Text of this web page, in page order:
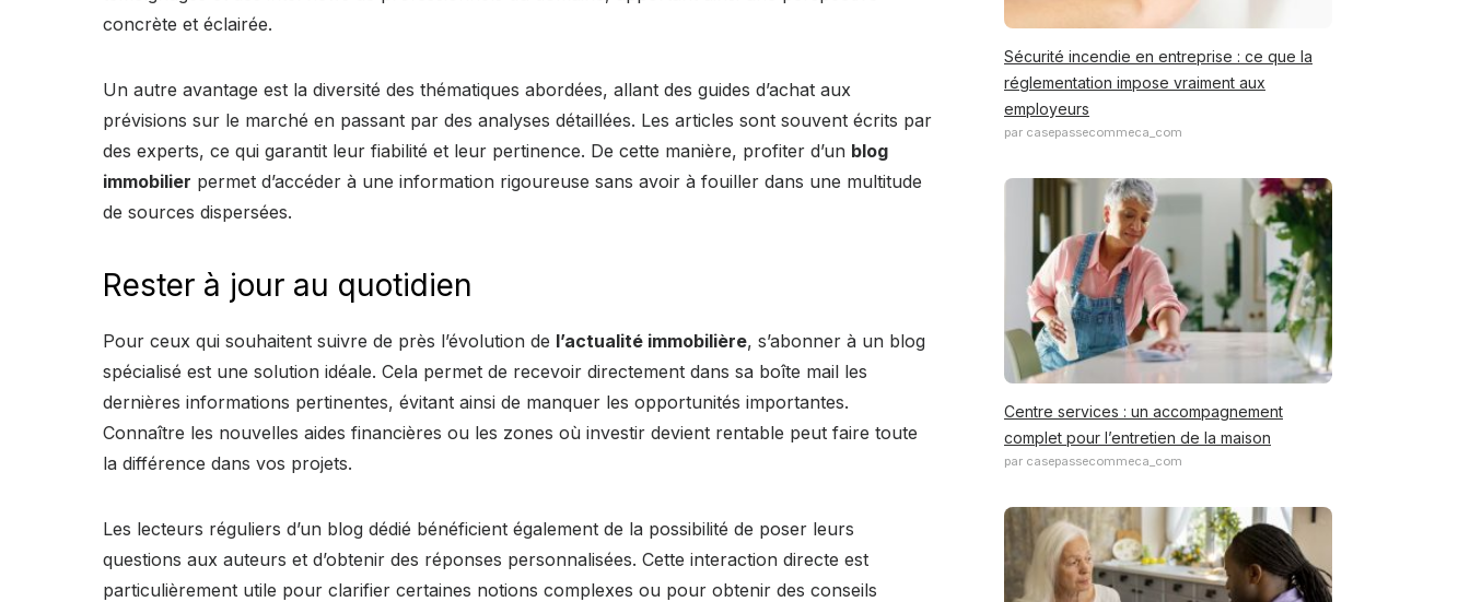
concrète et éclairée.
Un autre avantage est la diversité des thématiques abordées, allant des guides d’achat aux
prévisions sur le marché en passant par des analyses détaillées. Les articles sont souvent écrits par
des experts, ce qui garantit leur fiabilité et leur pertinence. De cette manière, profiter d’un blog
immobilier permet d’accéder à une information rigoureuse sans avoir à fouiller dans une multitude
de sources dispersées.
Rester à jour au quotidien
Pour ceux qui souhaitent suivre de près l’évolution de l’actualité immobilière, s’abonner à un blog
spécialisé est une solution idéale. Cela permet de recevoir directement dans sa boîte mail les
dernières informations pertinentes, évitant ainsi de manquer les opportunités importantes.
Connaître les nouvelles aides financières ou les zones où investir devient rentable peut faire toute
la différence dans vos projets.
Les lecteurs réguliers d’un blog dédié bénéficient également de la possibilité de poser leurs
questions aux auteurs et d’obtenir des réponses personnalisées. Cette interaction directe est
particulièrement utile pour clarifier certaines notions complexes ou pour obtenir des conseils
Sécurité incendie en entreprise : ce que la
réglementation impose vraiment aux
employeurs
par casepassecommeca_com
Centre services : un accompagnement
complet pour l’entretien de la maison
par casepassecommeca_com